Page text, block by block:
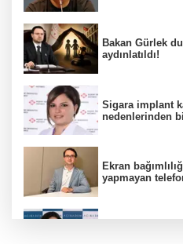
Bakan Gürlek
aydınlatıldı!
Sigara implant
nedenlerinden
Ekran
yapmayan